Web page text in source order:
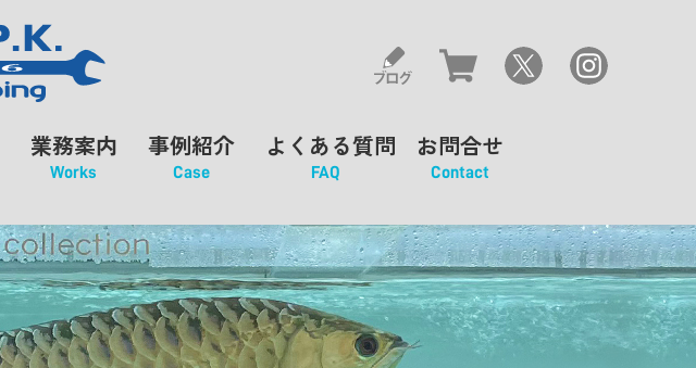
業務案内
Works
事例紹介
Case
よくある質問
FAQ
お問合せ
Contact